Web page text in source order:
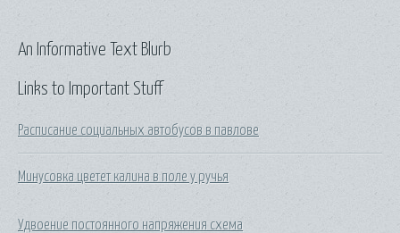
Links to Important Stuff
Расписание социальных автобусов в павлове
Минусовка цветет калина в поле у ручья
Удвоение постоянного напряжения схема
An Informative Text Blurb